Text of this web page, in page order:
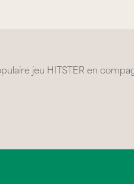
jeu HITSTER en